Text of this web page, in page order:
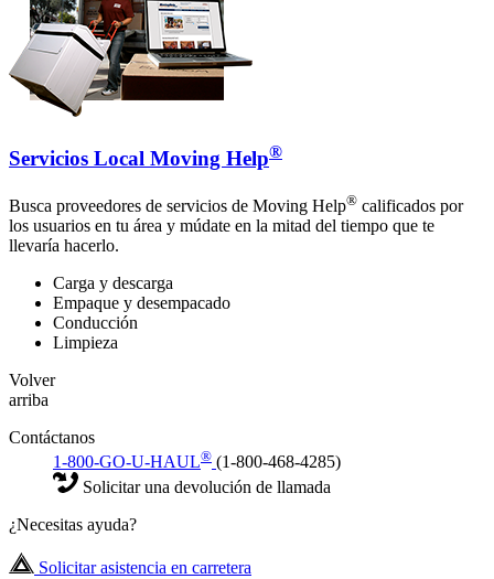
Servicios Local Moving Help®
Busca proveedores de servicios de Moving Help® calificados por
los usuarios en tu área y múdate en la mitad del tiempo que te
llevaría hacerlo.
Carga y descarga
Empaque y desempacado
Conducción
Limpieza
Volver
arriba
Contáctanos
1-800-GO-U-HAUL® (1-800-468-4285)
Solicitar una devolución de llamada
¿Necesitas ayuda?
Solicitar asistencia en carretera